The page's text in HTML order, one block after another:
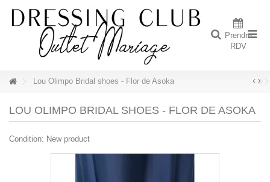
Prendre
RDV
Lou Olimpo Bridal shoes - Flor de Asoka
LOU OLIMPO BRIDAL SHOES - FLOR DE ASOKA
Condition: New product